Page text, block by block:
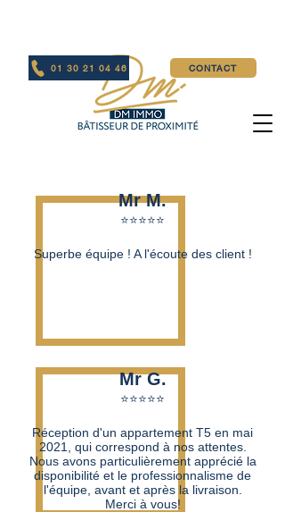
01 30 21 04 46 CONTACT
Mr M.
⭐⭐⭐⭐⭐
Superbe équipe ! A l'écoute des client !
Mr G.
⭐⭐⭐⭐⭐​
Réception d'un appartement T5 en mai
2021, qui correspond à nos attentes.
Nous avons particulièrement apprécié la
disponibilité et le professionnalisme de
l'équipe, avant et après la livraison.
Merci à vous!